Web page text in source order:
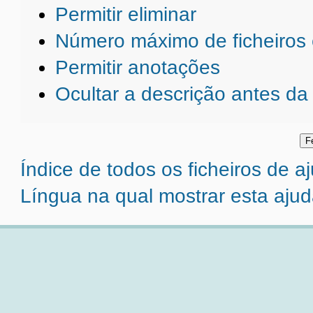
Permitir eliminar
Número máximo de ficheiros
Permitir anotações
Ocultar a descrição antes
Índice de todos os ficheiros de
Língua na qual mostrar esta